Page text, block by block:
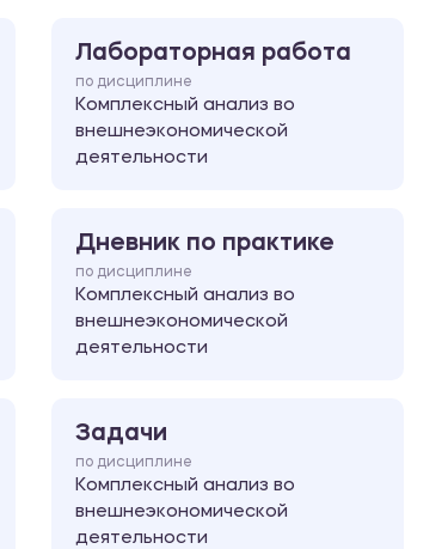
Лабораторная работа
по дисциплине
Комплексный анализ во
внешнеэкономической
деятельности
Дневник по практике
по дисциплине
Комплексный анализ во
внешнеэкономической
деятельности
Задачи
по дисциплине
Комплексный анализ во
внешнеэкономической
деятельности